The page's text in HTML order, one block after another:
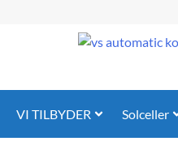
VI TILBYDER Solceller